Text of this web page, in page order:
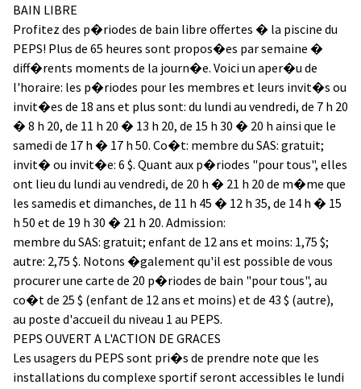
BAIN LIBRE
Profitez des p�riodes de bain libre offertes � la piscine du
PEPS! Plus de 65 heures sont propos�es par semaine �
diff�rents moments de la journ�e. Voici un aper�u de
l'horaire: les p�riodes pour les membres et leurs invit�s ou
invit�es de 18 ans et plus sont: du lundi au vendredi, de 7 h 20
� 8 h 20, de 11 h 20 � 13 h 20, de 15 h 30 � 20 h ainsi que le
samedi de 17 h � 17 h 50. Co�t: membre du SAS: gratuit;
invit� ou invit�e: 6 $. Quant aux p�riodes "pour tous", elles
ont lieu du lundi au vendredi, de 20 h � 21 h 20 de m�me que
les samedis et dimanches, de 11 h 45 � 12 h 35, de 14 h � 15
h 50 et de 19 h 30 � 21 h 20. Admission:
membre du SAS: gratuit; enfant de 12 ans et moins: 1,75 $;
autre: 2,75 $. Notons �galement qu'il est possible de vous
procurer une carte de 20 p�riodes de bain "pour tous", au
co�t de 25 $ (enfant de 12 ans et moins) et de 43 $ (autre),
au poste d'accueil du niveau 1 au PEPS.
PEPS OUVERT A L'ACTION DE GRACES
Les usagers du PEPS sont pri�s de prendre note que les
installations du complexe sportif seront accessibles le lundi